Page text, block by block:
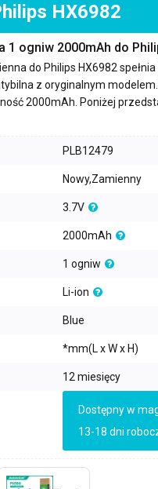
HX6982
1 ogniw 2000mAh do
do Philips HX6982
z oryginalnym
2000mAh . Poniżej
PLB12479
Nowy,Zamienny
3.7V
2000mAh
1 ogniw
Li-ion
Blue
*mm(L x W x H)
12 miesięcy
Dostępny w
13-18 dni